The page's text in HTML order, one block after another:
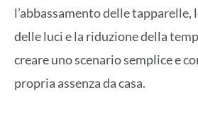
l’abbassamento delle tapparelle,
delle luci e la riduzione della
creare uno scenario semplice e
propria assenza da casa.